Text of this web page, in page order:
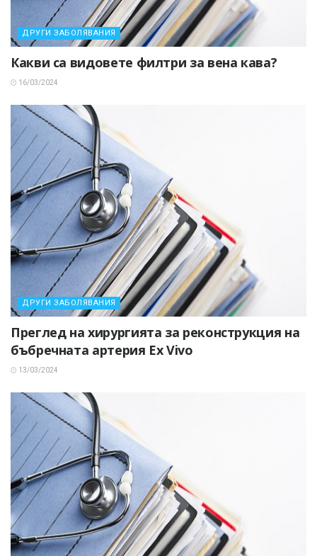
ДРУГИ ЗАБОЛЯВАНИЯ
Какви са видовете филтри за вена кава?
16/03/2024
ДРУГИ ЗАБОЛЯВАНИЯ
Преглед на хирургията за реконструкция на
бъбречната артерия Ex Vivo
13/03/2024